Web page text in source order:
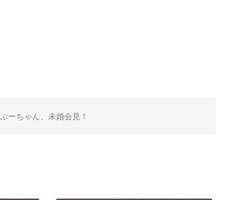
ぷーちゃん、未婚会見！